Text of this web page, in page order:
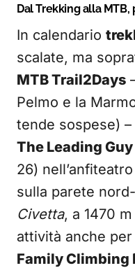
Dal Trekking alla
In calendario
scalate, ma
MTB Trail2Days
Pelmo e la
tende sospese)
The Leading Guy
26)
sulla parete
Civetta, a 1470
attività anche
Family Climbing